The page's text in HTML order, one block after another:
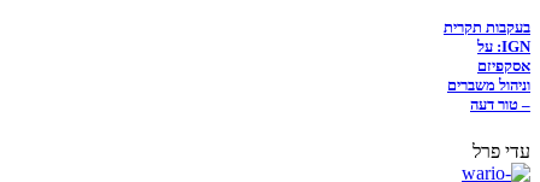
בעקבות תקרית
IGN: על
אסקפיזם
וניהול משברים
– טור דעה
עדי פרל